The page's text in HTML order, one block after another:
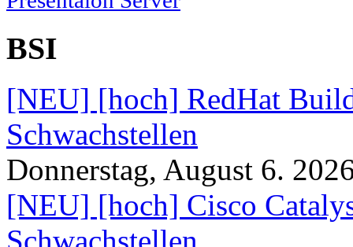
BSI
[NEU] [hoch] RedHat
Schwachstellen
Donnerstag, August 6.
[NEU] [hoch] Cisco